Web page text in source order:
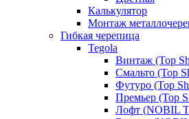
Калькулятор
Монтаж
Гибкая черепица
Tegola
Винтаж (Top
Смальто (Top
Футуро (Top
Премьер (Top
Лофт (NOBIL